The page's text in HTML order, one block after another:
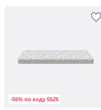
-55% по коду 5525